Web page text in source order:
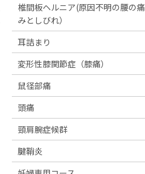
椎間板ヘルニア(原因不明の腰の痛
みとしびれ）
耳詰まり
変形性膝関節症（膝痛）
鼠径部痛
頭痛
頸肩腕症候群
腱鞘炎